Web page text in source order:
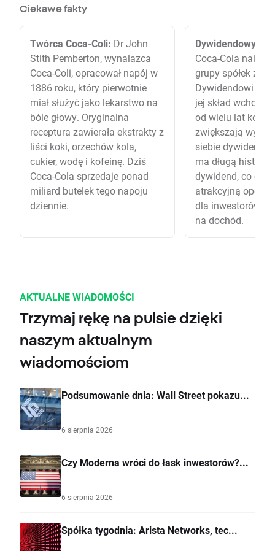
Ciekawe fakty
Twórca Coca-Coli: Dr John
Stith Pemberton, wynalazca
Coca-Coli, opracował napój w
1886 roku, który pierwotnie
miał służyć jako lekarstwo na
bóle głowy. Oryginalna
receptura zawierała ekstrakty z
liści koki, orzechów kola,
cukier, wodę i kofeinę. Dziś
Coca-Cola sprzedaje ponad
miliard butelek tego napoju
dziennie.
Dywidendowy
Coca-Cola należy
grupy spółek
Dywidendowi
jej skład wchodzą
od wielu lat
zwiększają
siebie dywidendy.
ma długą historię
dywidend, co
atrakcyjną opcją
dla inwestorów
na dochód.
AKTUALNE WIADOMOŚCI
Trzymaj rękę na pulsie dzięki
naszym aktualnym
wiadomościom
Podsumowanie dnia: Wall Street pokazu...
6 sierpnia 2026
Czy Moderna wróci do łask inwestorów?...
6 sierpnia 2026
Spółka tygodnia: Arista Networks, tec...